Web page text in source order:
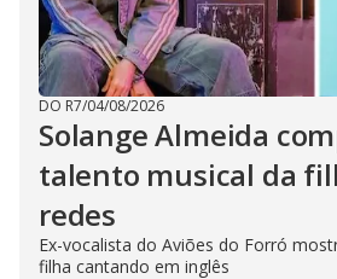
DO R7/04/08/2026
Solange Almeida
talento musical da
redes
Ex-vocalista do Aviões do Forró
filha cantando em inglês